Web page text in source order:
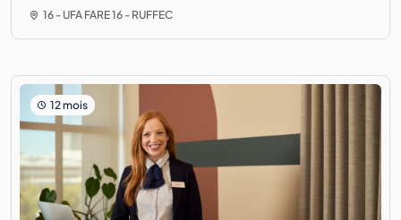
16 - UFA FARE 16 - RUFFEC
12 mois